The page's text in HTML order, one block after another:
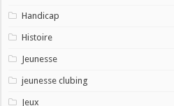
Handicap
Histoire
Jeunesse
jeunesse clubing
Jeux